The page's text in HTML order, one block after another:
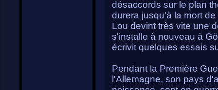
désaccords sur le plan
durera jusqu'à la mort
Lou devint très vite une
s'installe à nouveau à
écrivit quelques essais
Pendant la Première
l'Allemagne, son pays